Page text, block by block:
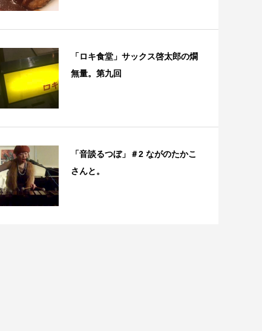
「ロキ食堂」サックス啓太郎の燗
無量。第九回
「音談るつぼ」＃2 ながのたかこ
さんと。